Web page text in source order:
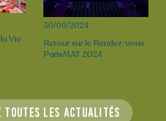
Vie
30/06/2024
Retour sur le Rendez-vous
ParisMAT 2024
toutes les actualités